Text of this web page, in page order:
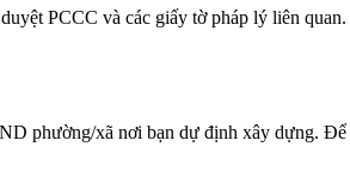
PCCC và các giấy tờ pháp lý liên quan.
phường/xã nơi bạn dự định xây dựng.